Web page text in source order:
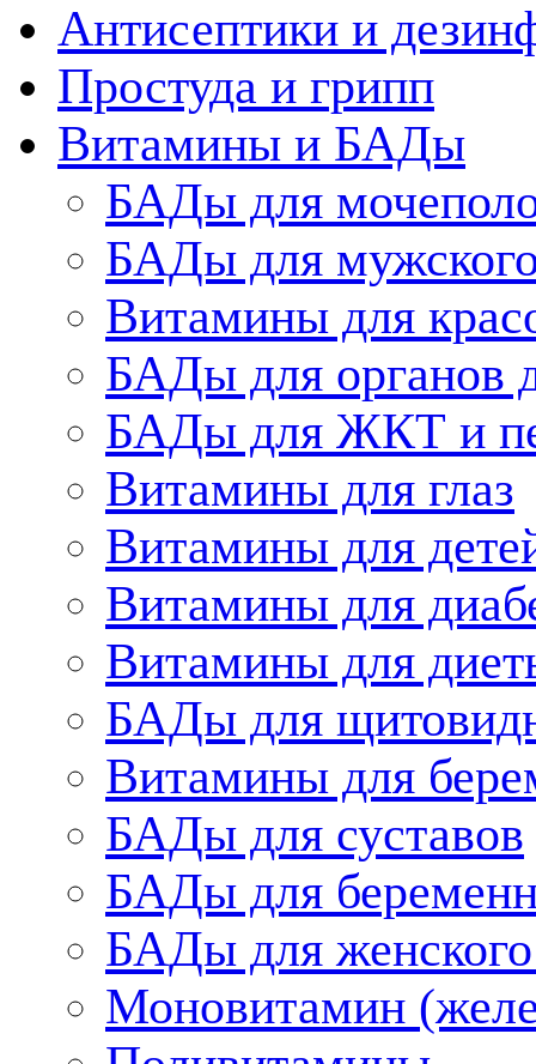
Антисептики и
Простуда и грипп
Витамины и БАДы
БАДы для
БАДы для
Витамины для
БАДы для органов
БАДы для ЖКТ и
Витамины для глаз
Витамины для
Витамины для
Витамины для
БАДы для
Витамины для
БАДы для суставов
БАДы для
БАДы для женского
Моновитамин